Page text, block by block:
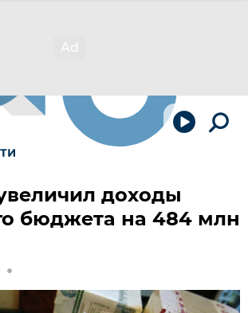
доходы
бюджета на 484 млн